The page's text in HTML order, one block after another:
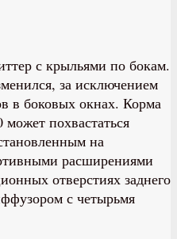
с крыльями по бокам.
за исключением
в боковых окнах. Корма
похвастаться
на
расширениями
отверстиях заднего
с четырьмя